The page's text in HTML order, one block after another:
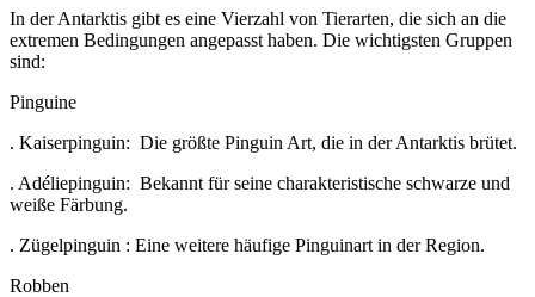
In der Antarktis gibt es eine Vierzahl von Tierarten, die sich an die
extremen Bedingungen angepasst haben. Die wichtigsten Gruppen
sind:
Pinguine
. Kaiserpinguin: Die größte Pinguin Art, die in der Antarktis brütet.
. Adéliepinguin: Bekannt für seine charakteristische schwarze und
weiße Färbung.
. Zügelpinguin : Eine weitere häufige Pinguinart in der Region.
Robben